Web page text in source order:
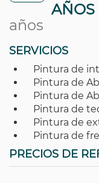
AÑOS
años
SERVICIOS
Pintura de
Pintura de
Pintura de
Pintura de
Pintura de
Pintura de
PRECIOS DE